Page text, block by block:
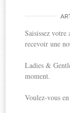
Saisissez votre
recevoir une
Ladies &
moment.
Voulez-vous